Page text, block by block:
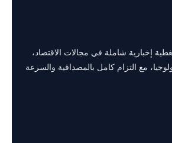
إخبارية شاملة في مجالات الاقتصاد،
مع التزام كامل بالمصداقية والسرعة